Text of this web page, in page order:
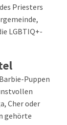
Priesters
LGBTIQ+-
Puppen
Cher oder
gehörte